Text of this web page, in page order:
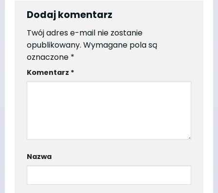
Dodaj komentarz
Twój adres e-mail nie zostanie
opublikowany. Wymagane pola są
oznaczone *
Komentarz *
Nazwa